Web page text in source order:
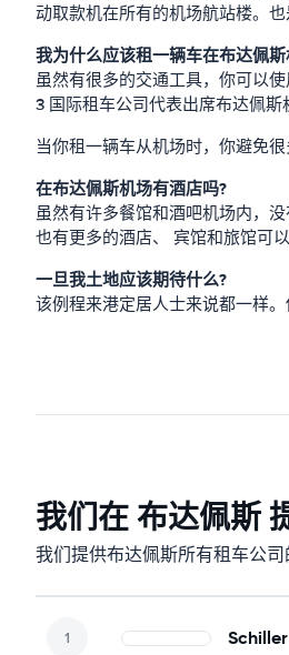
动取款机在所有的机场航站楼。
我为什么应该租一辆车在布达佩
虽然有很多的交通工具，你可以
3 国际租车公司代表出席布达佩斯
当你租一辆车从机场时，你避免
在布达佩斯机场有酒店吗?
虽然有许多餐馆和酒吧机场内，
也有更多的酒店、 宾馆和旅馆可
一旦我土地应该期待什么?
该例程来港定居人士来说都一样
我们在 布达佩斯
我们提供布达佩斯所有租车公司